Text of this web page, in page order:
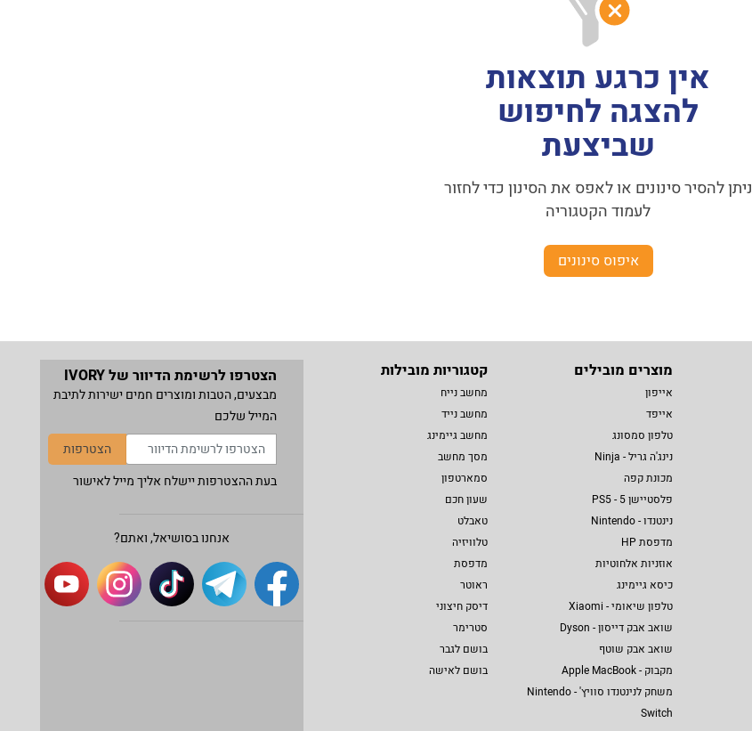
אין כרגע תוצאות
להצגה לחיפוש
שביצעת
ניתן להסיר סינונים או לאפס את הסינון כדי לחזור
לעמוד הקטגוריה
איפוס סינונים
מוצרים מובילים
אייפון
אייפד
טלפון סמסונג
נינג'ה גריל - Ninja
מכונת קפה
פלסטיישן 5 - PS5
נינטנדו - Nintendo
מדפסת HP
אוזניות אלחוטיות
כיסא גיימינג
טלפון שיאומי - Xiaomi
שואב אבק דייסון - Dyson
שואב אבק שוטף
מקבוק - Apple MacBook
משחק לנינטנדו סוויץ' - Nintendo
Switch
קטגוריות מובילות
מחשב נייח
מחשב נייד
מחשב גיימינג
מסך מחשב
סמארטפון
שעון חכם
טאבלט
טלוויזיה
מדפסת
ראוטר
דיסק חיצוני
סטרימר
בושם לגבר
בושם לאישה
הצטרפו לרשימת הדיוור של IVORY
מבצעים, הטבות ומוצרים חמים ישירות לתיבת
המייל שלכם
הצטרפות
בעת ההצטרפות יישלח אליך מייל לאישור
אנחנו בסושיאל, ואתם?